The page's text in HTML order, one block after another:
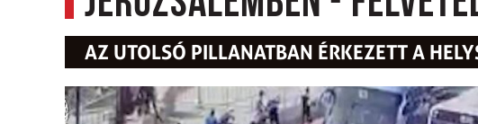
AZ UTOLSÓ PILLANATBAN ÉRKEZETT A